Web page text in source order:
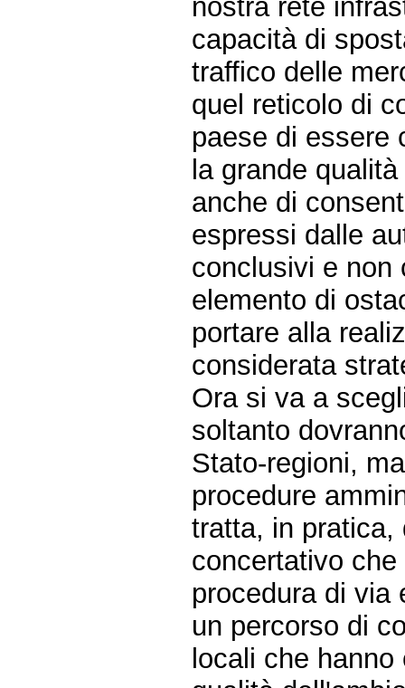
nostra rete
capacità di
traffico delle
quel reticolo di
paese di essere
la grande
anche di
espressi dalle
conclusivi e non
elemento di
portare alla
considerata
Ora si va a
soltanto
Stato-regioni,
procedure
tratta, in pratica,
concertativo
procedura di via
un percorso di
locali che